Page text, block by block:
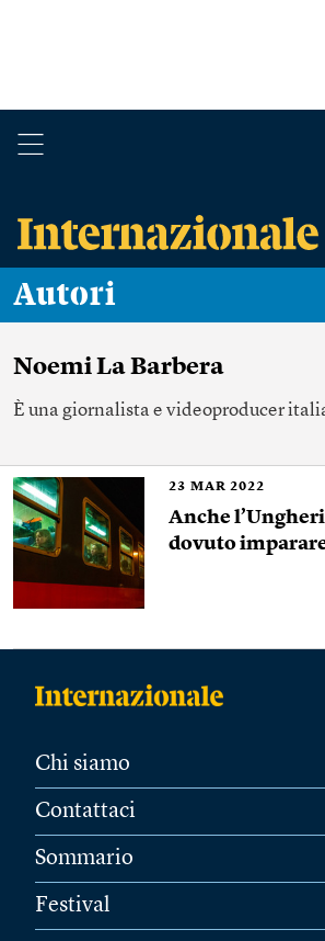
Autori
Noemi La Barbera
È una giornalista e videoproducer
23 MAR 2022
Anche
dovuto
Chi siamo
Contattaci
Sommario
Festival